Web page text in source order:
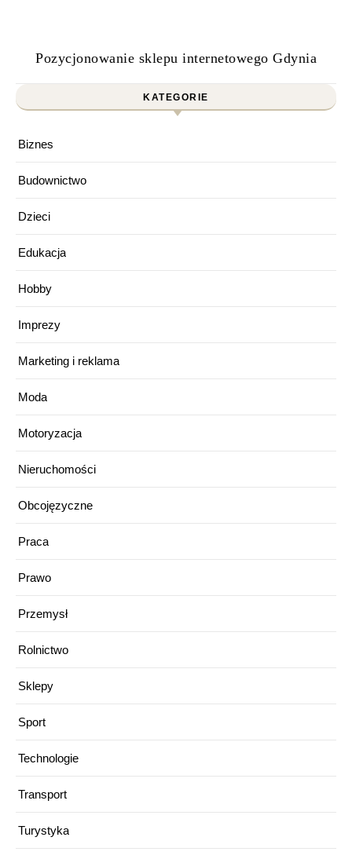
Pozycjonowanie sklepu internetowego Gdynia
KATEGORIE
Biznes
Budownictwo
Dzieci
Edukacja
Hobby
Imprezy
Marketing i reklama
Moda
Motoryzacja
Nieruchomości
Obcojęzyczne
Praca
Prawo
Przemysł
Rolnictwo
Sklepy
Sport
Technologie
Transport
Turystyka